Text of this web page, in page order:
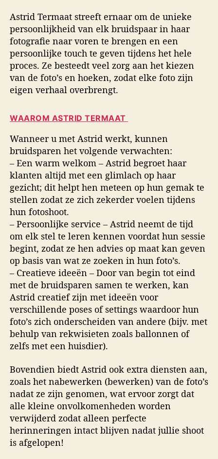
Astrid Termaat streeft ernaar om de unieke
persoonlijkheid van elk bruidspaar in haar
fotografie naar voren te brengen en een
persoonlijke touch te geven tijdens het hele
proces. Ze besteedt veel zorg aan het kiezen
van de foto’s en hoeken, zodat elke foto zijn
eigen verhaal overbrengt.
WAAROM ASTRID TERMAAT
Wanneer u met Astrid werkt, kunnen
bruidsparen het volgende verwachten:
– Een warm welkom – Astrid begroet haar
klanten altijd met een glimlach op haar
gezicht; dit helpt hen meteen op hun gemak te
stellen zodat ze zich zekerder voelen tijdens
hun fotoshoot.
– Persoonlijke service – Astrid neemt de tijd
om elk stel te leren kennen voordat hun sessie
begint, zodat ze hen advies op maat kan geven
op basis van wat ze zoeken in hun foto’s.
– Creatieve ideeën – Door van begin tot eind
met de bruidsparen samen te werken, kan
Astrid creatief zijn met ideeën voor
verschillende poses of settings waardoor hun
foto’s zich onderscheiden van andere (bijv. met
behulp van rekwisieten zoals ballonnen of
zelfs met een huisdier).
Bovendien biedt Astrid ook extra diensten aan,
zoals het nabewerken (bewerken) van de foto’s
nadat ze zijn genomen, wat ervoor zorgt dat
alle kleine onvolkomenheden worden
verwijderd zodat alleen perfecte
herinneringen intact blijven nadat jullie shoot
is afgelopen!